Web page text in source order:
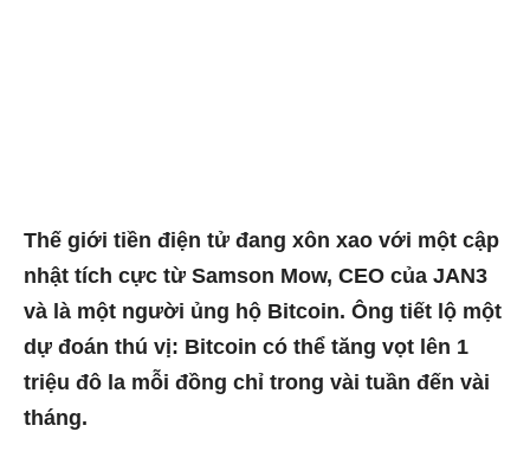
Thế giới tiền điện tử đang xôn xao với một cập
nhật tích cực từ Samson Mow, CEO của JAN3
và là một người ủng hộ Bitcoin. Ông tiết lộ một
dự đoán thú vị: Bitcoin có thể tăng vọt lên 1
triệu đô la mỗi đồng chỉ trong vài tuần đến vài
tháng.